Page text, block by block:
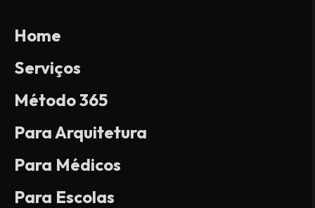
Home
Serviços
Método 365
Para Arquitetura
Para Médicos
Para Escolas